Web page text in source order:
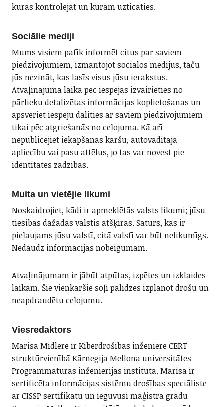
kuras kontrolējat un kurām uzticaties.
Sociālie mediji
Mums visiem patīk informēt citus par saviem
piedzīvojumiem, izmantojot sociālos medijus, taču
jūs nezināt, kas lasīs visus jūsu ierakstus.
Atvaļinājuma laikā pēc iespējas izvairieties no
pārlieku detalizētas informācijas koplietošanas un
apsveriet iespēju dalīties ar saviem piedzīvojumiem
tikai pēc atgriešanās no ceļojuma. Kā arī
nepublicējiet iekāpšanas karšu, autovadītāja
apliecību vai pasu attēlus, jo tas var novest pie
identitātes zādzības.
Muita un vietējie likumi
Noskaidrojiet, kādi ir apmeklētās valsts likumi; jūsu
tiesības dažādās valstīs atšķiras. Saturs, kas ir
pieļaujams jūsu valstī, citā valstī var būt nelikumīgs.
Nedaudz informācijas nobeigumam.
Atvaļinājumam ir jābūt atpūtas, izpētes un izklaides
laikam. Šie vienkāršie soļi palīdzēs izplānot drošu un
neapdraudētu ceļojumu.
Viesredaktors
Marisa Midlere ir Kiberdrošības inženiere CERT
struktūrvienībā Kārnegija Mellona universitātes
Programmatūras inženierijas institūtā. Marisa ir
sertificēta informācijas sistēmu drošības speciāliste
ar CISSP sertifikātu un ieguvusi maģistra grādu